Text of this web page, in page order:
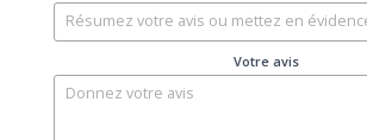
Votre avis